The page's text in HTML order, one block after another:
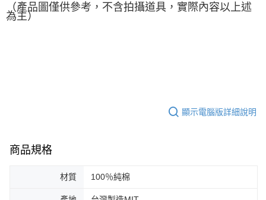
（產品圖僅供參考，不含拍攝道具，實際內容以上述
為主）
顯示電腦版詳細說明
商品規格
材質 100％純棉